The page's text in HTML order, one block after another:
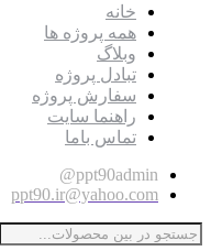
خانه
همه پروژه ها
وبلاگ
تبادل پروژه
سفارش پروژه
راهنما سایت
تماس باما
ppt90admin@
ppt90.ir@yahoo.com